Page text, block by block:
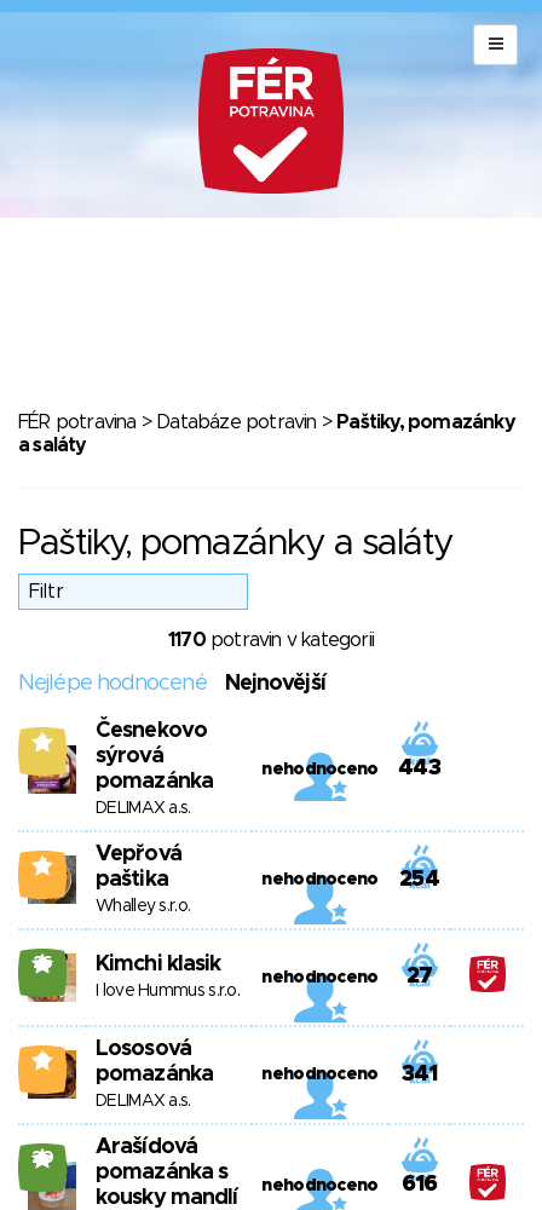
FÉR potravina > Databáze potravin > Paštiky, pomazánky
a saláty
Paštiky, pomazánky a saláty
1170potravin v kategorii
Nejlépe hodnocené Nejnovější
6
Česnekovo
sýrová
pomazánka
DELIMAX a.s.
nehodnoceno 443
4
Vepřová
paštika
Whalley s.r.o.
nehodnoceno 254
26 Kimchi klasik
I love Hummus s.r.o.
nehodnoceno 27
0
Lososová
pomazánka
DELIMAX a.s.
nehodnoceno 341
20
Arašídová
pomazánka s
kousky mandlí
nehodnoceno 616